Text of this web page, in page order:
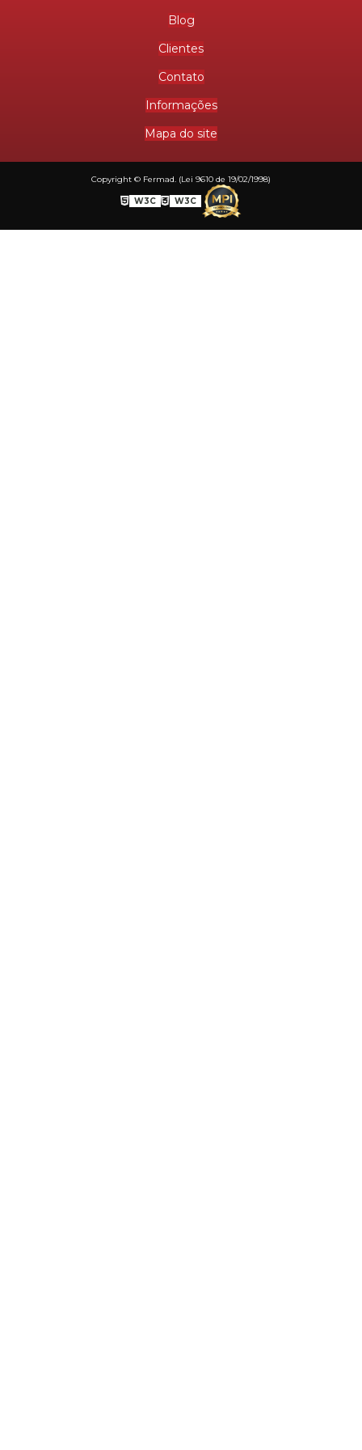
Blog
Clientes
Contato
Informações
Mapa do site
Copyright © Fermad. (Lei 9610 de 19/02/1998)
W3C W3C